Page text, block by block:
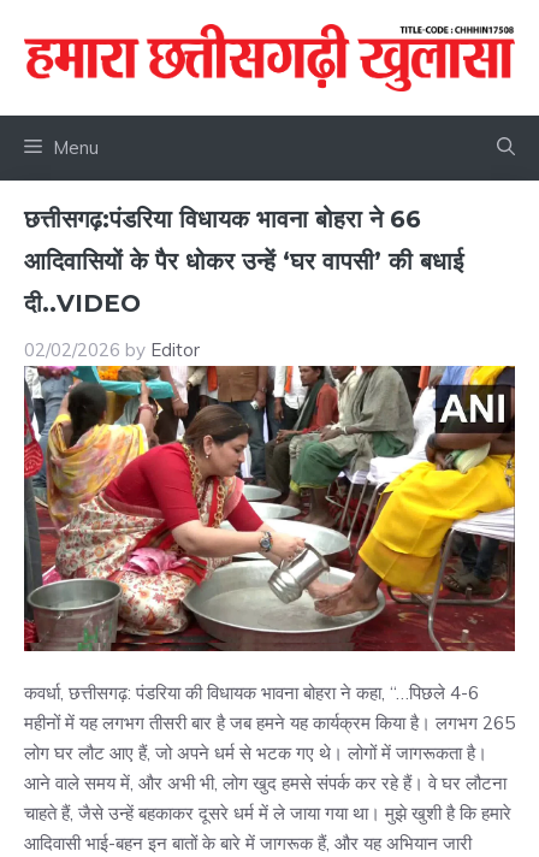
content
Menu
छत्तीसगढ़:पंडरिया विधायक भावना बोहरा ने 66
आदिवासियों के पैर धोकर उन्हें ‘घर वापसी’ की बधाई
दी..VIDEO
02/02/2026 by Editor
कवर्धा, छत्तीसगढ़: पंडरिया की विधायक भावना बोहरा ने कहा, “…पिछले 4-6
महीनों में यह लगभग तीसरी बार है जब हमने यह कार्यक्रम किया है। लगभग 265
लोग घर लौट आए हैं, जो अपने धर्म से भटक गए थे। लोगों में जागरूकता है।
आने वाले समय में, और अभी भी, लोग खुद हमसे संपर्क कर रहे हैं। वे घर लौटना
चाहते हैं, जैसे उन्हें बहकाकर दूसरे धर्म में ले जाया गया था। मुझे खुशी है कि हमारे
आदिवासी भाई-बहन इन बातों के बारे में जागरूक हैं, और यह अभियान जारी